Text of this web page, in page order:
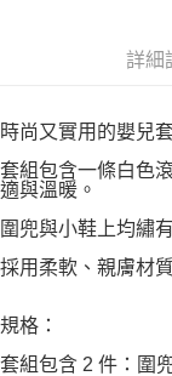
詳細
時尚又實用的嬰兒
套組包含一條白色
適與溫暖。
圍兜與小鞋上均繡
採用柔軟、親膚材
規格：
套組包含 2 件：圍